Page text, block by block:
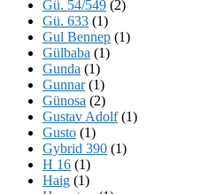
Gü. 54/549 (2)
Gü. 633 (1)
Gul Bennep (1)
Gülbaba (1)
Gunda (1)
Gunnar(1)
Günosa (2)
Gustav Adolf(1)
Gusto (1)
Gybrid 390 (1)
H 16 (1)
Haig (1)